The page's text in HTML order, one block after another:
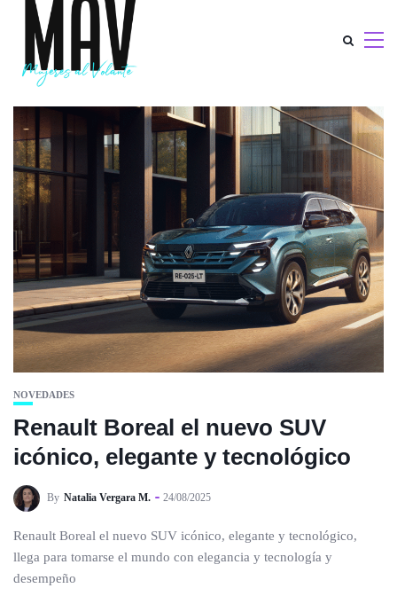
NOVEDADES
Renault Boreal el nuevo SUV
icónico, elegante y tecnológico
By Natalia Vergara M. 24/08/2025
Renault Boreal el nuevo SUV icónico, elegante y tecnológico,
llega para tomarse el mundo con elegancia y tecnología y
desempeño